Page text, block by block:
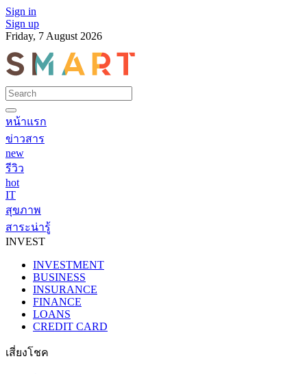
Sign in
Sign up
Friday, 7 August 2026
หน้าแรก
ข่าวสาร
new
รีวิว
hot
IT
สุขภาพ
สาระน่ารู้
INVEST
INVESTMENT
BUSINESS
INSURANCE
FINANCE
LOANS
CREDIT CARD
เสี่ยงโชค